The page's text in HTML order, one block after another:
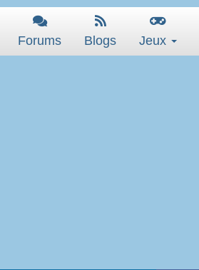
Forums Blogs Jeux